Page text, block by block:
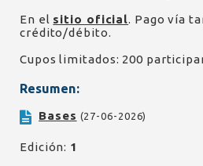
En el sitio oficial. Pago vía
crédito/débito.
Cupos limitados: 200
Resumen:
Bases (27-06-2026)
Edición: 1